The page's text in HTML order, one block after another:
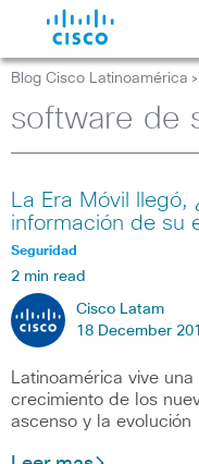
Blog Cisco Latinoamérica >
software de
La Era Móvil llegó,
información de su
Seguridad
2 min read
Cisco Latam
18 December
Latinoamérica vive
crecimiento de los
ascenso y la evolución